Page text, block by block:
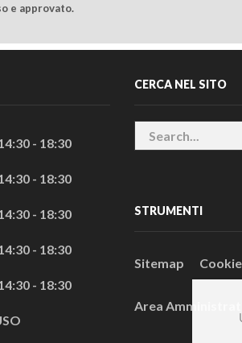
e approvato.
- 18:30
- 18:30
- 18:30
- 18:30
- 18:30
CERCA NEL SITO
STRUMENTI
Sitemap
Area